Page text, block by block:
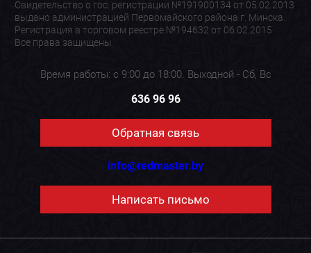
Свидетельство о гос. регистрации №191900134 от 05.02.2013
выдано администрацией Первомайского района г. Минска.
Регистрация в торговом реестре №194632 от 06.02.2015
Все права защищены
Время работы: с 9:00 до 18:00. Выходной - Сб, Вс
636 96 96
Обратная связь
info@redmaster.by
Написать письмо